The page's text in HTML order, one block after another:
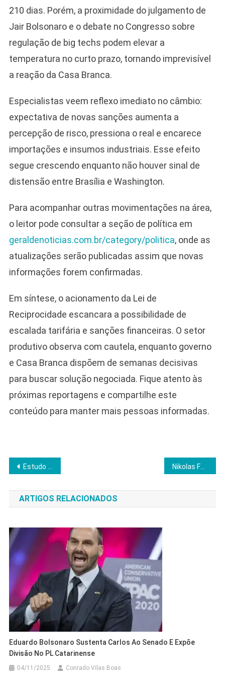
210 dias. Porém, a proximidade do julgamento de
Jair Bolsonaro e o debate no Congresso sobre
regulação de big techs podem elevar a
temperatura no curto prazo, tornando imprevisível
a reação da Casa Branca.
Especialistas veem reflexo imediato no câmbio:
expectativa de novas sanções aumenta a
percepção de risco, pressiona o real e encarece
importações e insumos industriais. Esse efeito
segue crescendo enquanto não houver sinal de
distensão entre Brasília e Washington.
Para acompanhar outras movimentações na área,
o leitor pode consultar a seção de política em
geraldenoticias.com.br/category/politica, onde as
atualizações serão publicadas assim que novas
informações forem confirmadas.
Em síntese, o acionamento da Lei de
Reciprocidade escancara a possibilidade de
escalada tarifária e sanções financeiras. O setor
produtivo observa com cautela, enquanto governo
e Casa Branca dispõem de semanas decisivas
para buscar solução negociada. Fique atento às
próximas reportagens e compartilhe este
conteúdo para manter mais pessoas informadas.
Navegação
de
Post
Estudo expõe avanço das facções e fragilidade estatal na segurança pública
ARTIGOS RELACIONADOS
Eduardo Bolsonaro Sustenta Carlos Ao Senado E Expõe
Divisão No PL Catarinense
04/11/2025 Conrado Vilas Boas